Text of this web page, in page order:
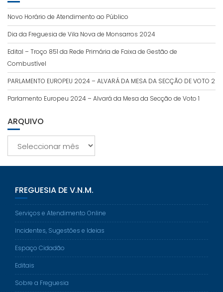
Novo Horário de Atendimento ao Público
Dia da Freguesia de Vila Nova de Monsarros 2024
Edital – Troço 851 da Rede Primária de Faixa de Gestão de
Combustível
PARLAMENTO EUROPEU 2024 – ALVARÁ DA MESA DA SECÇÃO DE VOTO 2
Parlamento Europeu 2024 – Alvará da Mesa da Secção de Voto 1
ARQUIVO
FREGUESIA DE V.N.M.
Serviços e Atendimento Online
Incidentes, Sugestões e Ideias
Espaço Cidadão
Editais
Sobre a Freguesia